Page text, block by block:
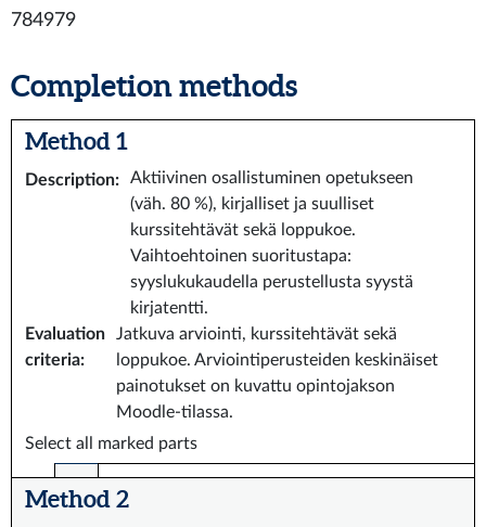
784979
Completion methods
Method 1
Description:
Aktiivinen osallistuminen opetukseen
(väh. 80 %), kirjalliset ja suulliset
kurssitehtävät sekä loppukoe.
Vaihtoehtoinen suoritustapa:
syyslukukaudella perustellusta syystä
kirjatentti.
Evaluation
criteria:
Jatkuva arviointi, kurssitehtävät sekä
loppukoe. Arviointiperusteiden keskinäiset
painotukset on kuvattu opintojakson
Moodle-tilassa.
Select all marked parts
Method 2